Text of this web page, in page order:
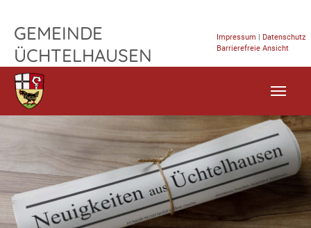
GEMEINDE
ÜCHTELHAUSEN
Impressum | Datenschutz
Barrierefreie Ansicht